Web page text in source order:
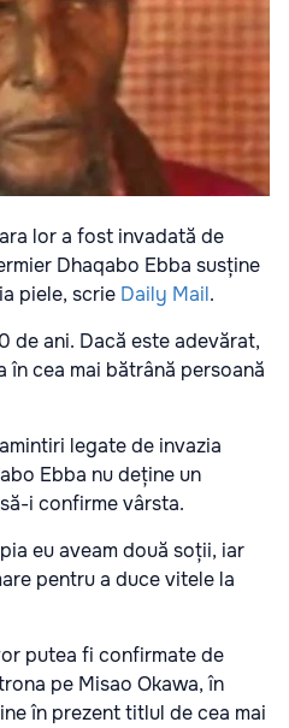
lor a fost invadată de
Dhaqabo Ebba susține
piele, scrie Daily Mail.
de ani. Dacă este adevărat,
cea mai bătrână persoană
legate de invazia
Ebba nu deține un
i confirme vârsta.
eu aveam două soții, iar
pentru a duce vitele la
putea fi confirmate de
pe Misao Okawa, în
în prezent titlul de cea mai